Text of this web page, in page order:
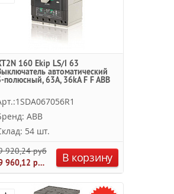
160 Ekip LS/I 63
автоматический
полюсный, 63А, 36kA F F ABB
ABB
54 шт.
920,24 руб.
49 960,12 руб.
В корзину